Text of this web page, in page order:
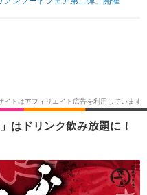
映画・ドラマ
その他
はドリンク飲み放題に！